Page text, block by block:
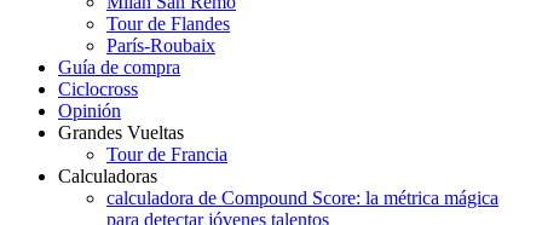
Tour de Flandes
París-Roubaix
Guía de compra
Ciclocross
Opinión
Grandes Vueltas
Tour de Francia
Calculadoras
calculadora de Compound Score: la métrica mágica
para detectar jóvenes talentos